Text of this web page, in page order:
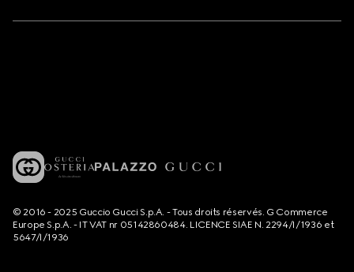
© 2016 - 2025 Guccio Gucci S.p.A. - Tous droits réservés. G Commerce
Europe S.p.A. - IT VAT nr 05142860484. LICENCE SIAE N. 2294/I/1936 et
5647/I/1936